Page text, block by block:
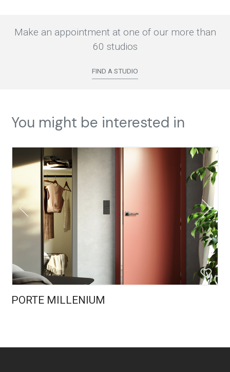
Make an appointment at one of our more than
60 studios
FIND A STUDIO
You might be interested in
PORTE MILLENIUM